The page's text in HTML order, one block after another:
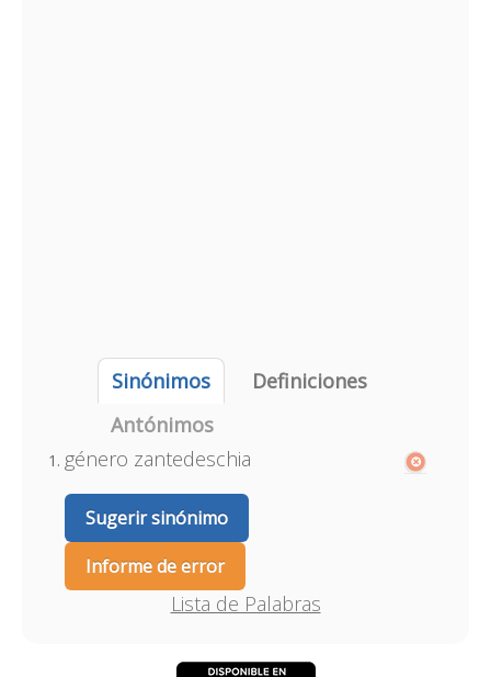
Sinónimos
Definiciones
Antónimos
género zantedeschia
Sugerir sinónimo
Informe de error
Lista de Palabras